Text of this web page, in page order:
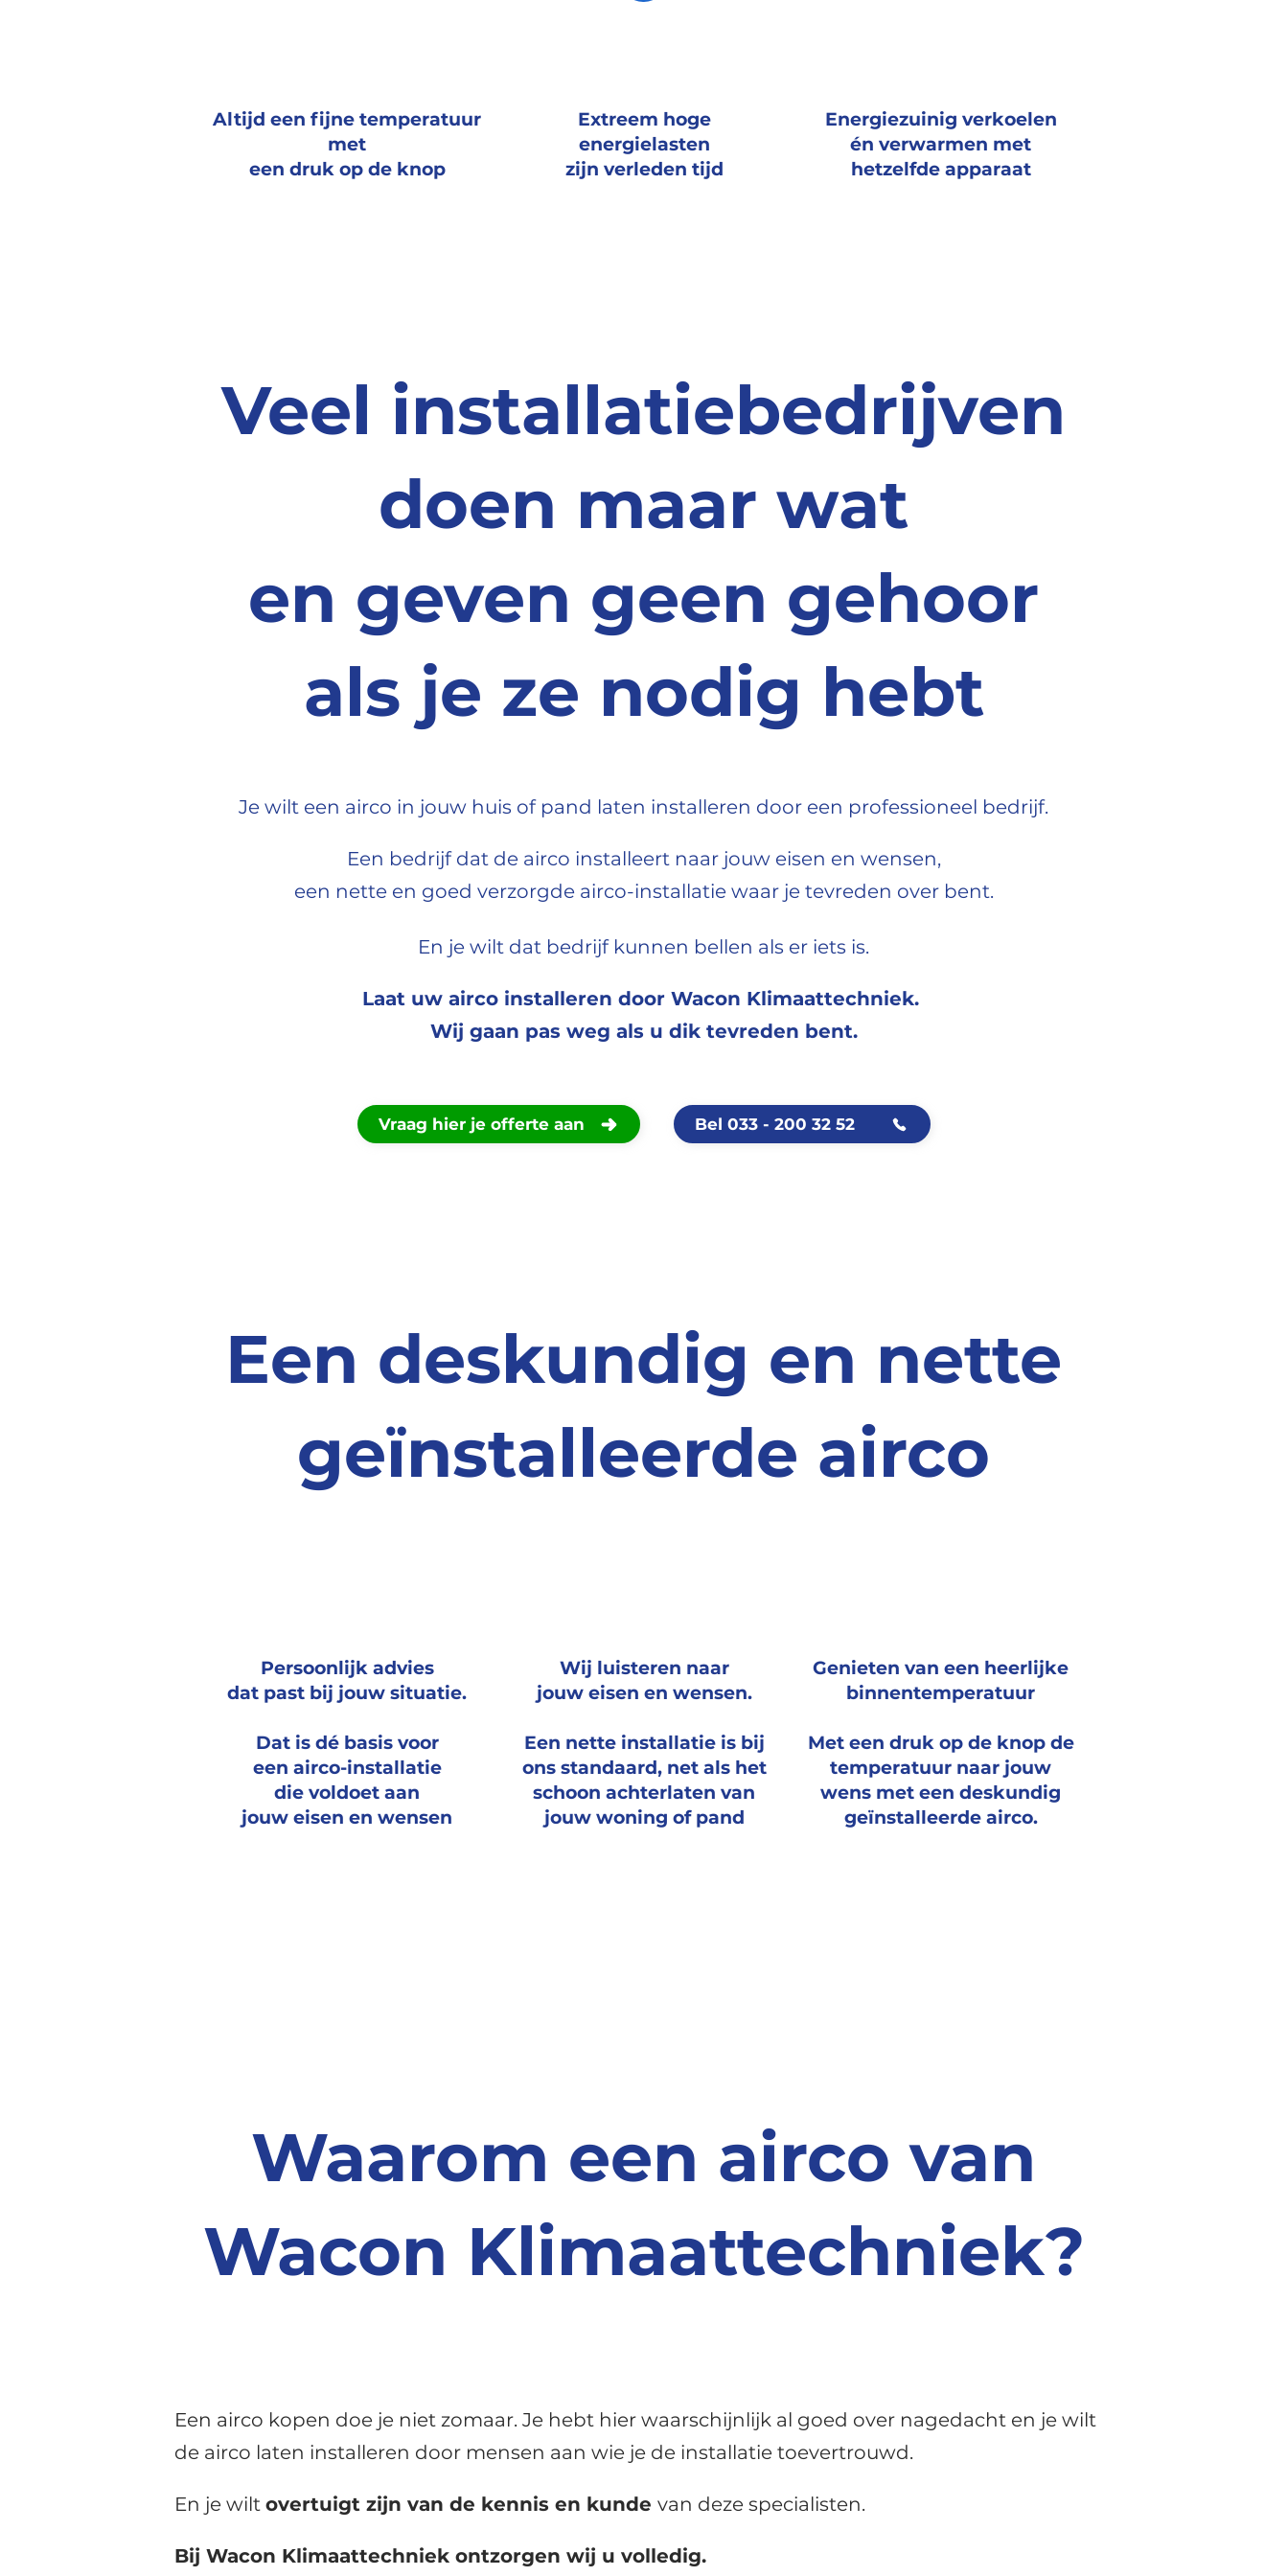
Altijd een fijne temperatuur
met
een druk op de knop
Extreem hoge
energielasten
zijn verleden tijd
Energiezuinig verkoelen
én verwarmen met
hetzelfde apparaat
Veel installatiebedrijven
doen maar wat
en geven geen gehoor
als je ze nodig hebt
Je wilt een airco in jouw huis of pand laten installeren door een professioneel bedrijf.
Een bedrijf dat de airco installeert naar jouw eisen en wensen,
een nette en goed verzorgde airco-installatie waar je tevreden over bent.
En je wilt dat bedrijf kunnen bellen als er iets is.
Laat uw airco installeren door Wacon Klimaattechniek.
Wij gaan pas weg als u dik tevreden bent.
Vraag hier je offerte aan Bel 033 - 200 32 52
Een deskundig en nette
geïnstalleerde airco
Persoonlijk advies
dat past bij jouw situatie.
Dat is dé basis voor
een airco-installatie
die voldoet aan
jouw eisen en wensen
Wij luisteren naar
jouw eisen en wensen.
Een nette installatie is bij
ons standaard, net als het
schoon achterlatenvan
jouw woning of pand
Genieten van een heerlijke
binnentemperatuur
Met een druk op de knop de
temperatuur naar jouw
wens met een deskundig
geïnstalleerde airco.
Waarom een airco van
Wacon Klimaattechniek?
Een airco kopen doe je niet zomaar. Je hebt hier waarschijnlijk al goed over nagedacht en je wilt
de airco laten installeren door mensen aan wie je de installatie toevertrouwd.
En je wilt overtuigt zijn van de kennis en kunde van deze specialisten.
Bij Wacon Klimaattechniek ontzorgen wij u volledig.